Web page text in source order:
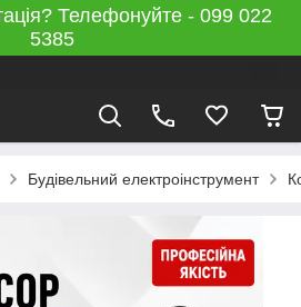
Телефонуйте - 099 022
5385
Будівельний електроінструмент